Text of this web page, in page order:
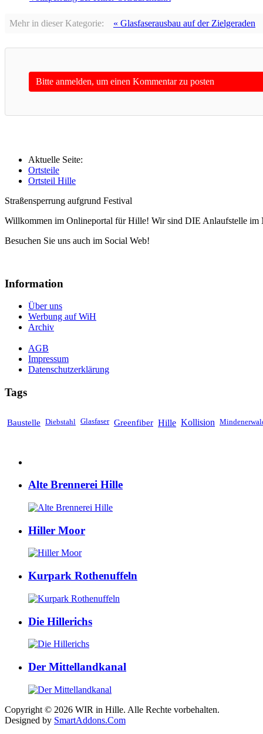
Mehr in dieser Kategorie: « Glasfaserausbau auf der Zielgeraden
Bitte anmelden, um einen Kommentar zu posten
Aktuelle Seite:
Ortsteile
Ortsteil Hille
Straßensperrung aufgrund Festival
Willkommen im Onlineportal für Hille! Wir sind DIE Anlaufstelle im
Besuchen Sie uns auch im Social Web!
Information
Über uns
Werbung auf WiH
Archiv
AGB
Impressum
Datenschutzerklärung
Tags
Baustelle Diebstahl Glasfaser Greenfiber Hille Kollision
Alte Brennerei Hille
Hiller Moor
Kurpark Rothenuffeln
Die Hillerichs
Der Mittellandkanal
Copyright © 2026 WIR in Hille. Alle Rechte vorbehalten.
Designed by SmartAddons.Com